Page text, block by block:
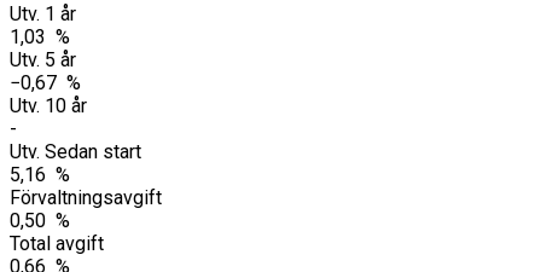
Utv. 1 år
1,03 %
Utv. 5 år
−0,67 %
Utv. 10 år
-
Utv. Sedan start
5,16 %
Förvaltningsavgift
0,50 %
Total avgift
0,66 %